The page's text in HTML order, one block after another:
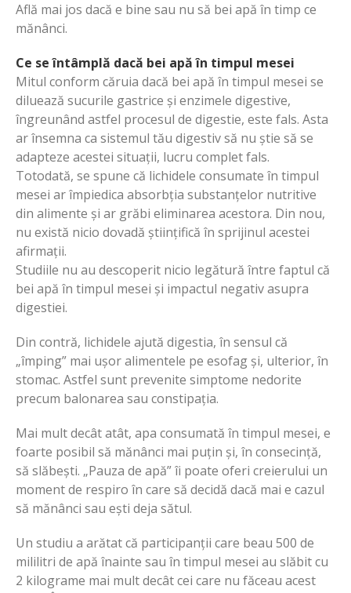
Află mai jos dacă e bine sau nu să bei apă în timp ce
mănânci.
Ce se întâmplă dacă bei apă în timpul mesei
Mitul conform căruia dacă bei apă în timpul mesei se
diluează sucurile gastrice și enzimele digestive,
îngreunând astfel procesul de digestie, este fals. Asta
ar însemna ca sistemul tău digestiv să nu știe să se
adapteze acestei situații, lucru complet fals.
Totodată, se spune că lichidele consumate în timpul
mesei ar împiedica absorbția substanțelor nutritive
din alimente și ar grăbi eliminarea acestora. Din nou,
nu există nicio dovadă științifică în sprijinul acestei
afirmații.
Studiile nu au descoperit nicio legătură între faptul că
bei apă în timpul mesei și impactul negativ asupra
digestiei.
Din contră, lichidele ajută digestia, în sensul că
„împing” mai ușor alimentele pe esofag și, ulterior, în
stomac. Astfel sunt prevenite simptome nedorite
precum balonarea sau constipația.
Mai mult decât atât, apa consumată în timpul mesei, e
foarte posibil să mănânci mai puțin și, în consecință,
să slăbești. „Pauza de apă” îi poate oferi creierului un
moment de respiro în care să decidă dacă mai e cazul
să mănânci sau ești deja sătul.
Un studiu a arătat că participanții care beau 500 de
mililitri de apă înainte sau în timpul mesei au slăbit cu
2 kilograme mai mult decât cei care nu făceau acest